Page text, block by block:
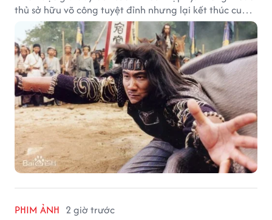
thủ sở hữu võ công tuyệt đỉnh nhưng lại kết thúc cuộc
đời trong hoàn cảnh đầy tiếc nuối.
PHIM ẢNH 2 giờ trước